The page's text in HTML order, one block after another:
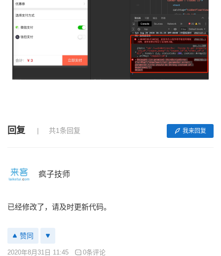
回复 共1条回复 我来回复
疯子技师
已经修改了，请及时更新代码。
赞同
2020年8月31日 11:45 0条评论